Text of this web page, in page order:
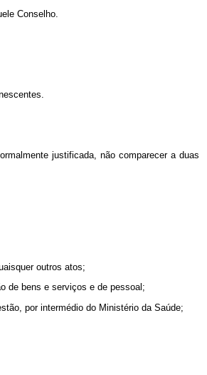
Conselho.
justificada, não comparecer a duas
outros atos;
de bens e serviços e de pessoal;
por intermédio do Ministério da Saúde;